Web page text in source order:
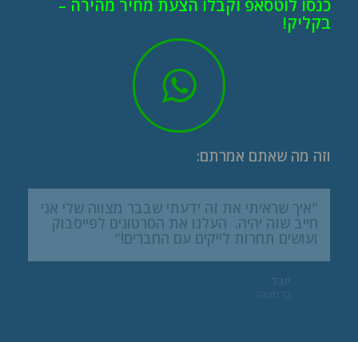
כנסו לוטסאפ וקבלו הצעת מחיר מהירה –
בקליק!
וזה מה שאתם אמרתם:
"איך שראיתי את זה ידעתי שבבר מצווה שלי אני
חייב שזה יהיה. העלנו את הסרטונים לפייסבוק
ועושים תחרות לייקים עם החברים!"
יובל
בר מצווה